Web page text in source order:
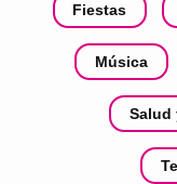
Fiestas
Música
Salud